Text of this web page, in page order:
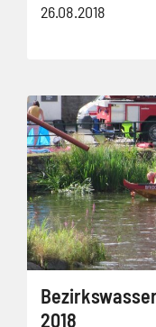
26.08.2018
2018